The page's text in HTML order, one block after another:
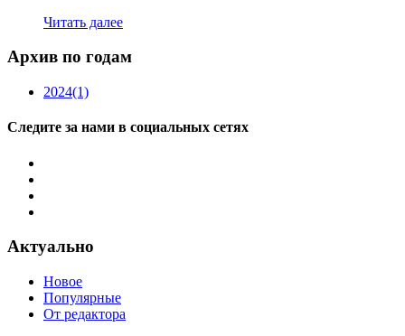
Читать далее
Архив по годам
2024(1)
Следите за нами в социальных сетях
Актуально
Новое
Популярные
От редактора